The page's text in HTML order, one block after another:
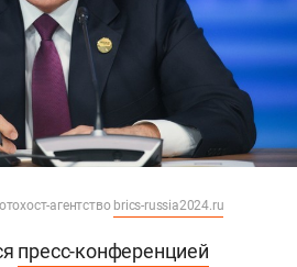
агентство brics-russia2024.ru
пресс-конференцией